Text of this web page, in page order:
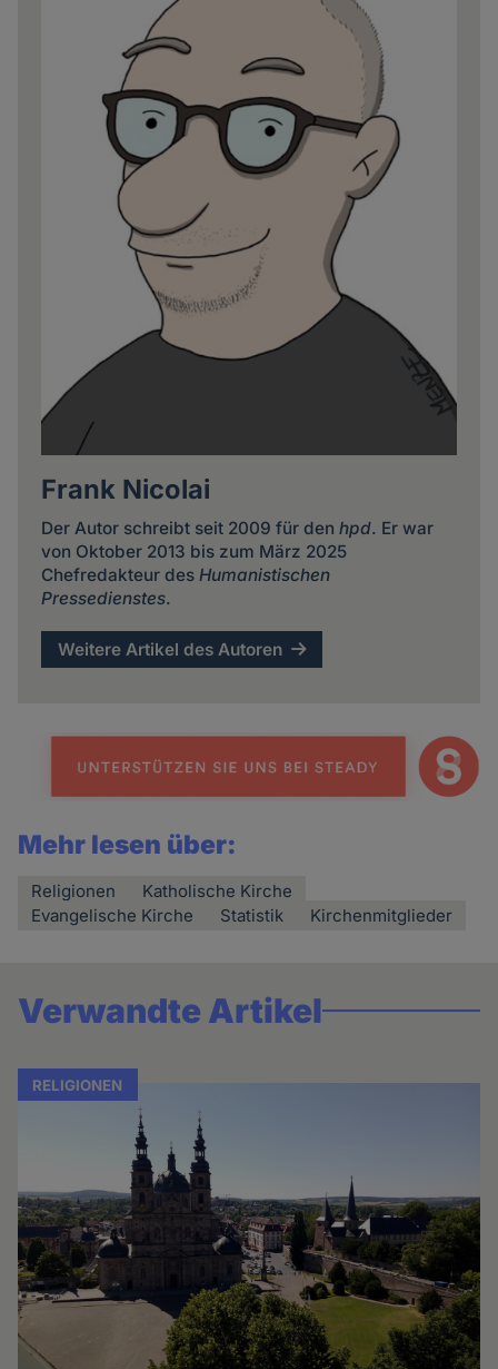
Frank Nicolai
Der Autor schreibt seit 2009 für den hpd. Er war
von Oktober 2013 bis zum März 2025
Chefredakteur des Humanistischen
Pressedienstes.
Weitere Artikel des Autoren
Mehr lesen über:
Religionen
Katholische Kirche
Evangelische Kirche
Statistik Kirchenmitglieder
Verwandte Artikel
RELIGIONEN